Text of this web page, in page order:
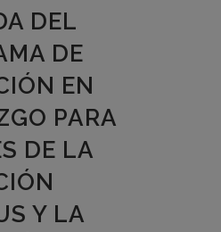
DEL
DE
EN
PARA
DE LA
Y LA